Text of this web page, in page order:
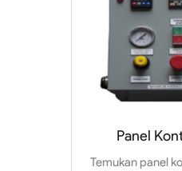
Panel
Temukan panel